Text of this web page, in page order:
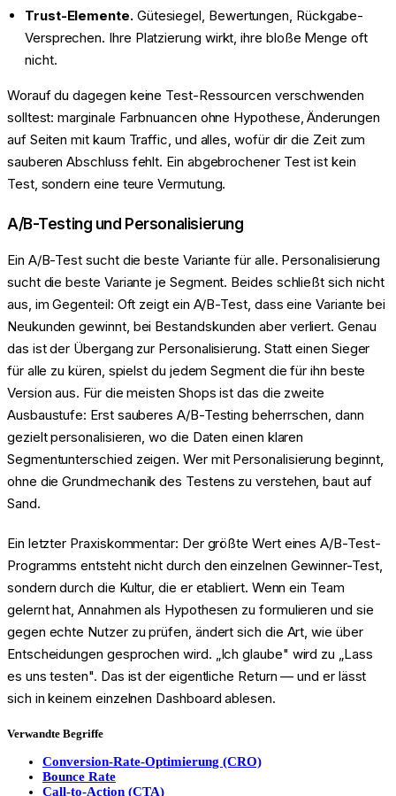
Trust-Elemente.Gütesiegel, Bewertungen, Rückgabe-
Versprechen. Ihre Platzierung wirkt, ihre bloße Menge oft
nicht.
Worauf du dagegen keine Test-Ressourcen verschwenden
solltest: marginale Farbnuancen ohne Hypothese, Änderungen
auf Seiten mit kaum Traffic, und alles, wofür dir die Zeit zum
sauberen Abschluss fehlt. Ein abgebrochener Test ist kein
Test, sondern eine teure Vermutung.
A/B-Testing und Personalisierung
Ein A/B-Test sucht die beste Variante für alle. Personalisierung
sucht die beste Variante je Segment. Beides schließt sich nicht
aus, im Gegenteil: Oft zeigt ein A/B-Test, dass eine Variante bei
Neukunden gewinnt, bei Bestandskunden aber verliert. Genau
das ist der Übergang zur Personalisierung. Statt einen Sieger
für alle zu küren, spielst du jedem Segment die für ihn beste
Version aus. Für die meisten Shops ist das die zweite
Ausbaustufe: Erst sauberes A/B-Testing beherrschen, dann
gezielt personalisieren, wo die Daten einen klaren
Segmentunterschied zeigen. Wer mit Personalisierung beginnt,
ohne die Grundmechanik des Testens zu verstehen, baut auf
Sand.
Ein letzter Praxiskommentar: Der größte Wert eines A/B-Test-
Programms entsteht nicht durch den einzelnen Gewinner-Test,
sondern durch die Kultur, die er etabliert. Wenn ein Team
gelernt hat, Annahmen als Hypothesen zu formulieren und sie
gegen echte Nutzer zu prüfen, ändert sich die Art, wie über
Entscheidungen gesprochen wird. „Ich glaube" wird zu „Lass
es uns testen". Das ist der eigentliche Return — und er lässt
sich in keinem einzelnen Dashboard ablesen.
Verwandte Begriffe
Conversion-Rate-Optimierung (CRO)
Bounce Rate
Call-to-Action (CTA)